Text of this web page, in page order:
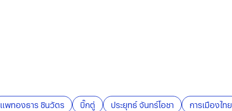
แพทองธาร ชินวัตร บิ๊กตู่ ประยุทธ์ จันทร์โอชา การเมืองไทย